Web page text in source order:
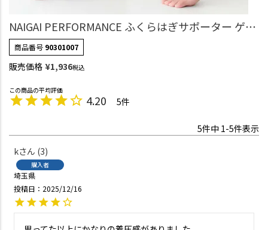
NAIGAI PERFORMANCE ふくらはぎサポーター ゲイ
ター 段階サポート 足口23hPa 足首30hPa 着圧ソッ
クス 吸水速乾 メンズ レディース 【365日最短翌日発
送】90301007
商品番号 90301007
販売価格 ¥1,936税込
4.20 5
5件中 1-5件表示
k
3
購入者
埼玉県
投稿日
2025/12/16